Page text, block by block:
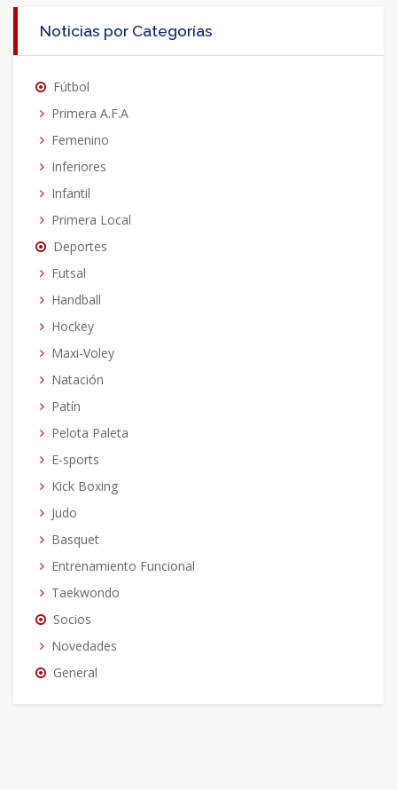
Noticias por Categorías
Fútbol
Primera A.F.A
Femenino
Inferiores
Infantil
Primera Local
Deportes
Futsal
Handball
Hockey
Maxi-Voley
Natación
Patín
Pelota Paleta
E-sports
Kick Boxing
Judo
Basquet
Entrenamiento Funcional
Taekwondo
Socios
Novedades
General